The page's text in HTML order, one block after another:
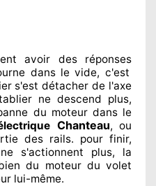
avoir des réponses
dans le vide, c'est
s'est détacher de l'axe
ne descend plus,
du moteur dans le
Chanteau, ou
des rails. pour finir,
s'actionnent plus, la
du moteur du volet
lui-même.